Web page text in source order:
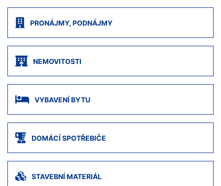
PRONÁJMY, PODNÁJMY
NEMOVITOSTI
VYBAVENÍ BYTU
DOMÁCÍ SPOTŘEBIČE
STAVEBNÍ MATERIÁL